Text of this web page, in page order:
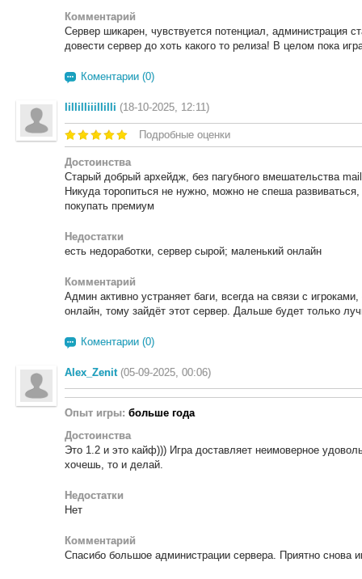
Комментарий
Сервер шикарен, чувствуется потенциал, администрация
довести сервер до хоть какого то релиза! В целом пока
Коментарии (0)
lillilliiillilli (18-10-2025, 12:11)
Подробные оценки
Достоинства
Старый добрый архейдж, без пагубного вмешательства
Никуда торопиться не нужно, можно не спеша
покупать премиум
Недостатки
есть недоработки, сервер сырой; маленький онлайн
Комментарий
Админ активно устраняет баги, всегда на связи с
онлайн, тому зайдёт этот сервер. Дальше будет только
Коментарии (0)
Alex_Zenit (05-09-2025, 00:06)
Опыт игры: больше года
Достоинства
Это 1.2 и это кайф))) Игра доставляет неимоверное
хочешь, то и делай.
Недостатки
Нет
Комментарий
Спасибо большое администрации сервера. Приятно снова